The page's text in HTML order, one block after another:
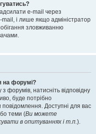
e-mail через
і лише якщо адміністратор
зловживанню
на форумі?
форумів, натисніть відповідну
буде потрібно
Доступні для вас
теми (Ви можете
в опитуваннях і т.п.).